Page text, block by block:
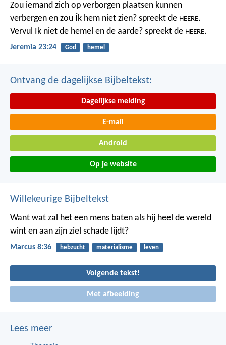
Zou iemand zich op verborgen plaatsen kunnen
verbergen en zou Ík hem niet zien? spreekt de HEERE.
Vervul Ik niet de hemel en de aarde? spreekt de HEERE.
Jeremia 23:24 God hemel
Ontvang de dagelijkse Bijbeltekst:
Dagelijkse melding
E-mail
Android
Op je website
Willekeurige Bijbeltekst
Want wat zal het een mens baten als hij heel de wereld
wint en aan zijn ziel schade lijdt?
Marcus 8:36 hebzucht materialisme leven
Volgende tekst!
Met afbeelding
Lees meer